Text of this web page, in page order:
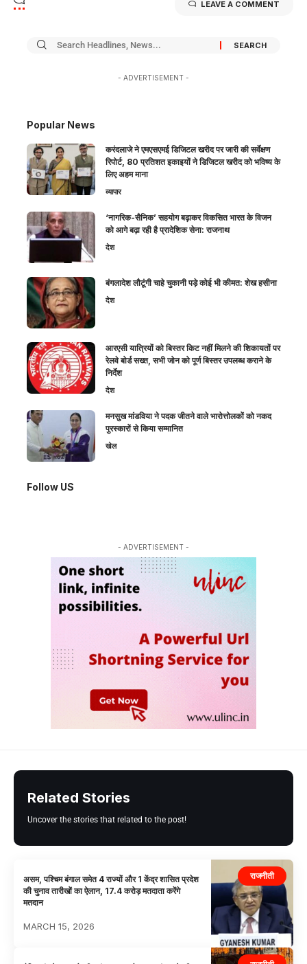
LEAVE A COMMENT
- ADVERTISEMENT -
Popular News
करंदलाजे ने एमएसएमई डिजिटल खरीद पर जारी की सर्वेक्षण
रिपोर्ट, 80 प्रतिशत इकाइयों ने डिजिटल खरीद को भविष्य के
लिए अहम माना
व्यापार
‘नागरिक-सैनिक’ सहयोग बढ़ाकर विकसित भारत के विजन
को आगे बढ़ा रही है प्रादेशिक सेना: राजनाथ
देश
बंगलादेश लौटूंगी चाहे चुकानी पड़े कोई भी कीमत: शेख हसीना
देश
आरएसी यात्रियों को बिस्तर किट नहीं मिलने की शिकायतों पर
रेलवे बोर्ड सख्त, सभी जोन को पूर्ण बिस्तर उपलब्ध कराने के
निर्देश
देश
मनसुख मांडविया ने पदक जीतने वाले भारोत्तोलकों को नकद
पुरस्कारों से किया सम्मानित
खेल
Follow US
- ADVERTISEMENT -
Related Stories
Uncover the stories that related to the post!
राजनीती
असम, पश्चिम बंगाल समेत 4 राज्यों और 1 केंद्र शासित प्रदेश
की चुनाव तारीखों का ऐलान, 17.4 करोड़ मतदाता करेंगे
मतदान
MARCH 15, 2026